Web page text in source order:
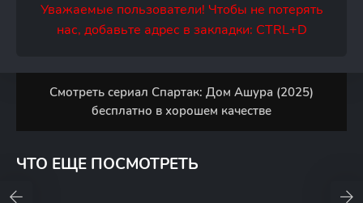
Уважаемые пользователи! Чтобы не потерять
нас, добавьте адрес в закладки: CTRL+D
Смотреть сериал Спартак: Дом Ашура (2025)
бесплатно в хорошем качестве
ЧТО ЕЩЕ ПОСМОТРЕТЬ